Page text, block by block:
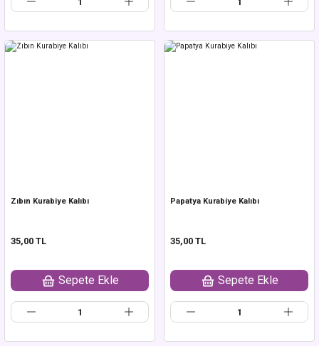
Zıbın Kurabiye Kalıbı
35,00 TL
Sepete Ekle
Papatya Kurabiye Kalıbı
35,00 TL
Sepete Ekle